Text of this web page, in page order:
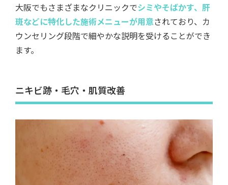
大阪でもさまざまなクリニックでシミやそばかす、肝
斑などに特化した施術メニューが用意されており、カ
ウンセリング段階で細やかな説明を受けることができ
ます。
ニキビ跡・毛穴・肌質改善